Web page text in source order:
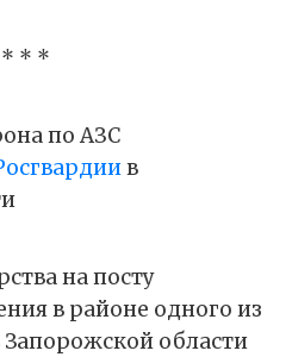
* * *
по АЗС
в
на посту
в районе одного из
области